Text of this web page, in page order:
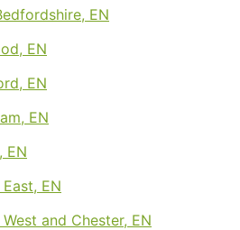
EN
EN
EN
EN
EN
EN
and Chester, EN